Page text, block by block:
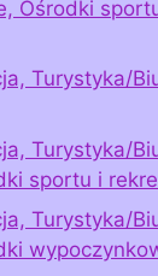
Ośrodki
Turystyka/
Turystyka/
sportu i
Turystyka/